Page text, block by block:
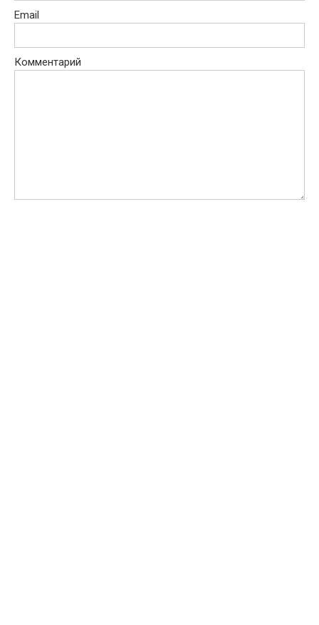
Email
Комментарий